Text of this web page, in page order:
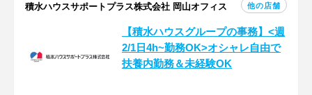
積水ハウスサポートプラス株式会社 岡山オフィス 他の店舗
【積水ハウスグループの事務】<週
2/1日4h~勤務OK>オシャレ自由で
扶養内勤務＆未経験OK